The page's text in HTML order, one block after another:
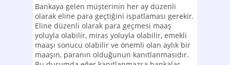
Bankaya gelen müşterinin her ay düzenli
olarak eline para geçtiğini ispatlaması gerekir.
Eline düzenli olarak para geçmesi maaş
yoluyla olabilir, miras yoluyla olabilir, emekli
maaşı sonucu olabilir ve önemli olan aylık bir
maaşın, paranın olduğunun kanıtlanmasıdır.